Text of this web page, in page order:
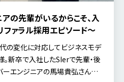
の先輩がいるからこそ、入
ァラル採用エピソード～
の変化に対応してビジネスモデ
新卒で入社したSIerで先輩・後
エンジニアの馬場貴弘さんと、